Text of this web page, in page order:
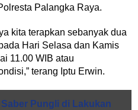
Palangka Raya.
kita terapkan sebanyak dua
Hari Selasa dan Kamis
11.00 WIB atau
terang Iptu Erwin.
Pungli di Lakukan